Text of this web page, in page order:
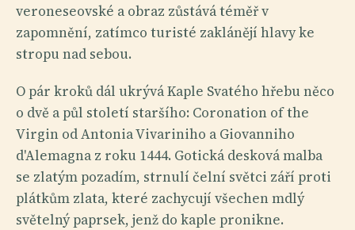
veroneseovské a obraz zůstává téměř v
zapomnění, zatímco turisté zaklánějí hlavy ke
stropu nad sebou.
O pár kroků dál ukrývá Kaple Svatého hřebu něco
o dvě a půl století staršího: Coronation of the
Virgin od Antonia Vivariniho a Giovanniho
d'Alemagna z roku 1444. Gotická desková malba
se zlatým pozadím, strnulí čelní světci září proti
plátkům zlata, které zachycují všechen mdlý
světelný paprsek, jenž do kaple pronikne.